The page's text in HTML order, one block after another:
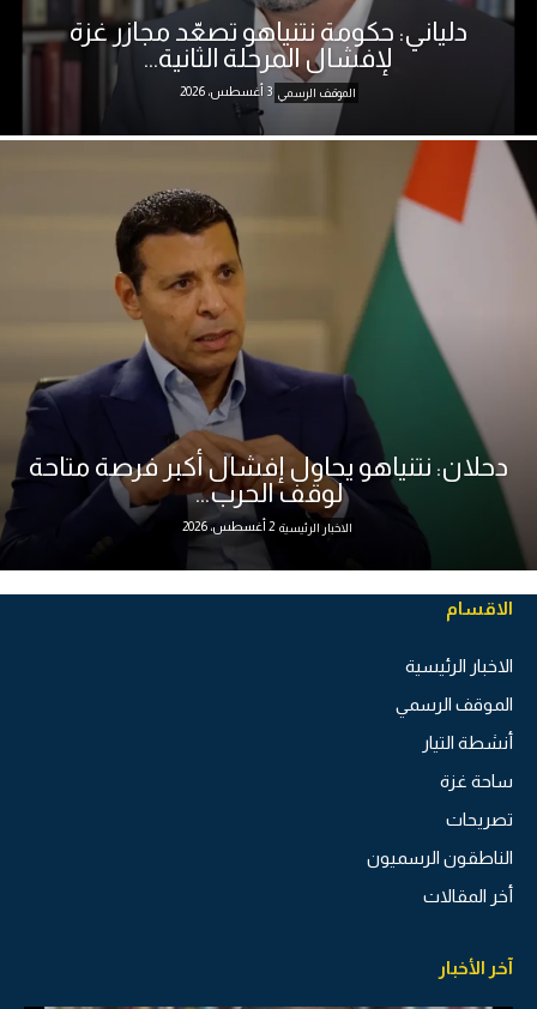
دلياني: حكومة نتنياهو تصعّد مجازر غزة
لإفشال المرحلة الثانية...
الموقف الرسمي 3 أغسطس، 2026
دحلان: نتنياهو يحاول إفشال أكبر فرصة متاحة
لوقف الحرب...
الاخبار الرئيسية 2 أغسطس، 2026
الاقسام
الاخبار الرئيسية
الموقف الرسمي
أنشطة التيار
ساحة غزة
تصريحات
الناطقون الرسميون
أخر المقالات
آخر الأخبار